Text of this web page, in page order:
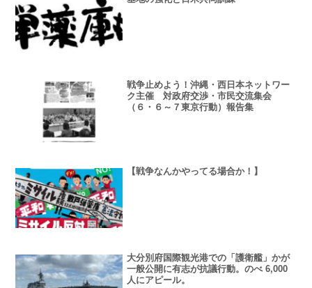
戦争止めよう！沖縄・西日本ネットワー
ク主催 対政府交渉・市民交流集会
（６・６～７東京行動）報告集
【戦争なんかやってる場合か！】
大分別府国際観光港での「護衛艦」かが
一般公開に有志が抗議行動。のべ 6,000
人にアピール。